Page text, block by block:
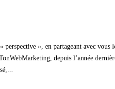
», en partageant avec vous
depuis l’année